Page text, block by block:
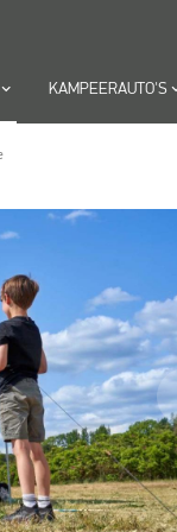
keyboard_arrow_down KAMPEERAUTO'S